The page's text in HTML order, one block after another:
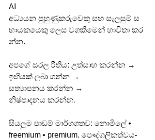
AI
අධ්‍යයන පුහුණුකරුවෙකු සහ සැලසුම් ස
හායකයෙකු ලෙස වගකීමෙන් භාවිතා කර
න්න.
අපගේ සරල රීතිය: උත්සාහ කරන්න →
ඉඟියක් ලබා ගන්න →
සත්‍යාපනය කරන්න →
නිෂ්පාදනය කරන්න.
සියලුම පාඩම් මාර්ගගතව: නොමිලේ •
freemium • premium. පෞද්ගලිකත්වය-